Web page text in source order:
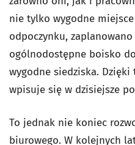
nie tylko wygodne
odpoczynku,
ogólnodostępne boisko
wygodne siedziska.
wpisuje się w dzisiejsze
To jednak nie koniec
biurowego. W kolejnych